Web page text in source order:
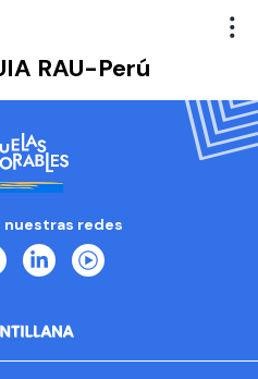
RAU-Perú
nuestras redes